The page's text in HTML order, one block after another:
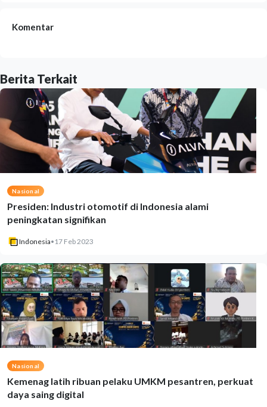
Komentar
Berita Terkait
Nasional
Presiden: Industri otomotif di Indonesia alami
peningkatan signifikan
Indonesia• 17 Feb 2023
Nasional
Kemenag latih ribuan pelaku UMKM pesantren, perkuat
daya saing digital